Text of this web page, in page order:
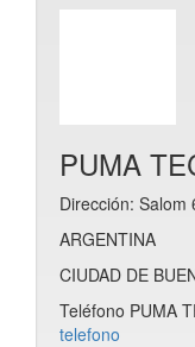
PUMA
Dirección: Salom
ARGENTINA
CIUDAD DE
Teléfono PUMA
telefono